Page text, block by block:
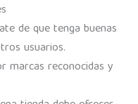
de que tenga buenas
usuarios.
marcas reconocidas y